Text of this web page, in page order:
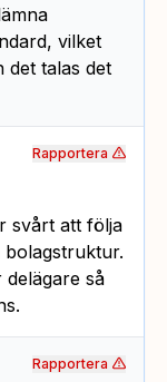
vilket
det talas det
svårt att följa
bolagstruktur.
delägare så
Rapportera
Rapportera